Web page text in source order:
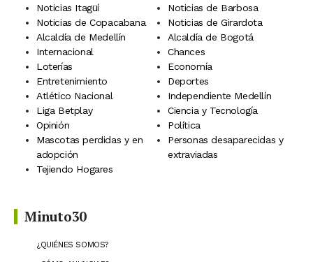
Noticias Itagüí
Noticias de Barbosa
Noticias de Copacabana
Noticias de Girardota
Alcaldía de Medellín
Alcaldía de Bogotá
Internacional
Chances
Loterías
Economía
Entretenimiento
Deportes
Atlético Nacional
Independiente Medellín
Liga Betplay
Ciencia y Tecnología
Opinión
Política
Mascotas perdidas y en
adopción
Personas desaparecidas y
extraviadas
Tejiendo Hogares
Minuto30
¿QUIÉNES SOMOS?